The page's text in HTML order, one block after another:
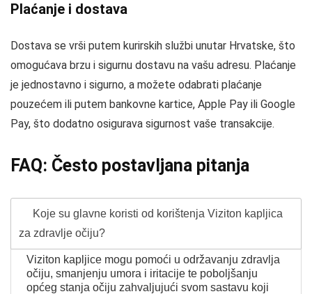
Plaćanje i dostava
Dostava se vrši putem kurirskih službi unutar Hrvatske, što
omogućava brzu i sigurnu dostavu na vašu adresu. Plaćanje
je jednostavno i sigurno, a možete odabrati plaćanje
pouzećem ili putem bankovne kartice, Apple Pay ili Google
Pay, što dodatno osigurava sigurnost vaše transakcije.
FAQ: Često postavljana pitanja
Koje su glavne koristi od korištenja Viziton kapljica
za zdravlje očiju?
Viziton kapljice mogu pomoći u održavanju zdravlja
očiju, smanjenju umora i iritacije te poboljšanju
općeg stanja očiju zahvaljujući svom sastavu koji